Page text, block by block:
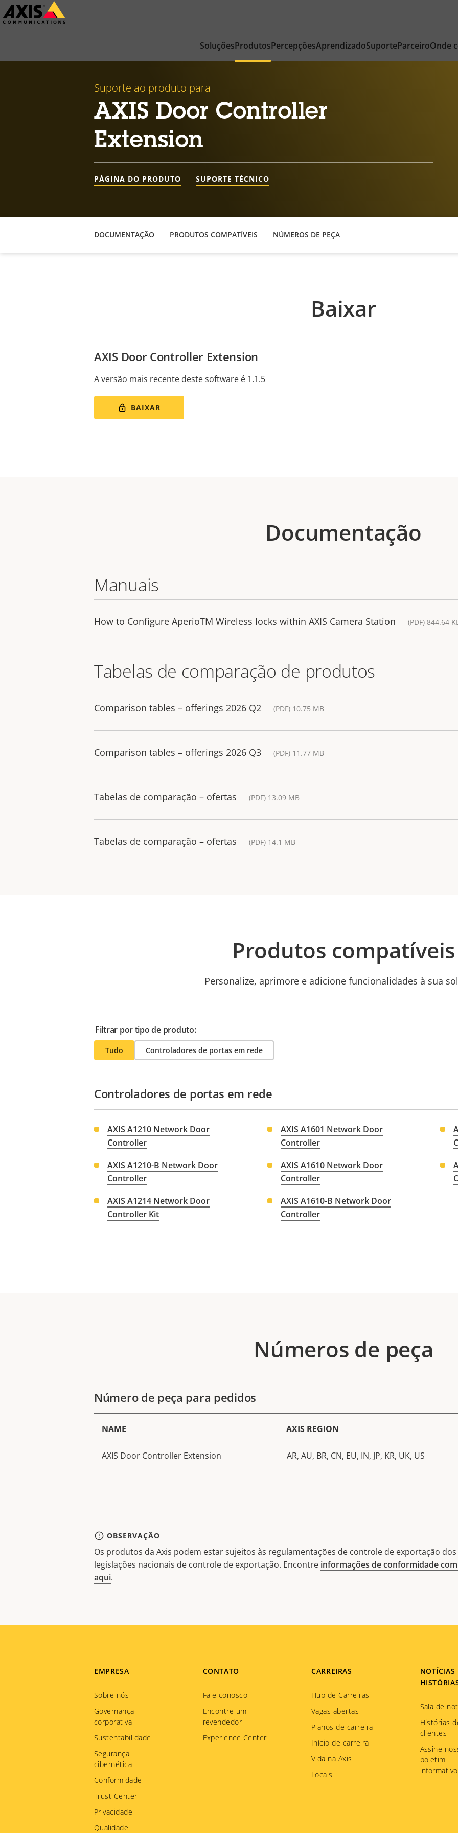
Pular
para
SoluçõesProdutosPercepçõesAprendizadoSuporteParceiroOnde
Suporte ao produto para
AXIS Door Controller
Extension
PÁGINA DO PRODUTO SUPORTE TÉCNICO
DOCUMENTAÇÃO PRODUTOS COMPATÍVEIS NÚMEROS DE PEÇA
Baixar
AXIS Door Controller Extension
A versão mais recente deste software é 1.1.5
BAIXAR
Documentação
Manuais
How to Configure AperioTM Wireless locks within AXIS Camera Station (PDF) 844.64
Tabelas de comparação de produtos
Comparison tables – offerings 2026 Q2 (PDF) 10.75 MB
Comparison tables – offerings 2026 Q3 (PDF) 11.77 MB
Tabelas de comparação – ofertas (PDF) 13.09 MB
Tabelas de comparação – ofertas (PDF) 14.1 MB
Produtos compatíveis
Personalize, aprimore e adicione funcionalidades à sua
Filtrar por tipo de produto:
Tudo Controladores de portas em rede
Controladores de portas em rede
AXIS A1210 Network Door
Controller
AXIS A1210-B Network Door
Controller
AXIS A1214 Network Door
Controller Kit
AXIS A1601 Network Door
Controller
AXIS A1610 Network Door
Controller
AXIS A1610-B Network Door
Controller
Números de peça
Número de peça para pedidos
NAME AXIS REGION
AXIS Door Controller Extension AR, AU, BR, CN, EU, IN, JP, KR, UK, US
OBSERVAÇÃO
Os produtos da Axis podem estar sujeitos às regulamentações de controle de exportação dos
legislações nacionais de controle de exportação. Encontre informações de conformidade
aqui.
Footer
menu
EMPRESA
Sobre nós
Governança
corporativa
Sustentabilidade
Segurança
cibernética
Conformidade
Trust Center
Privacidade
Qualidade
CONTATO
Fale conosco
Encontre um
revendedor
Experience Center
CARREIRAS
Hub de Carreiras
Vagas abertas
Planos de carreira
Início de carreira
Vida na Axis
Locais
NOTÍCIAS
Sala de
Histórias
clientes
Assine
boletim
informativo